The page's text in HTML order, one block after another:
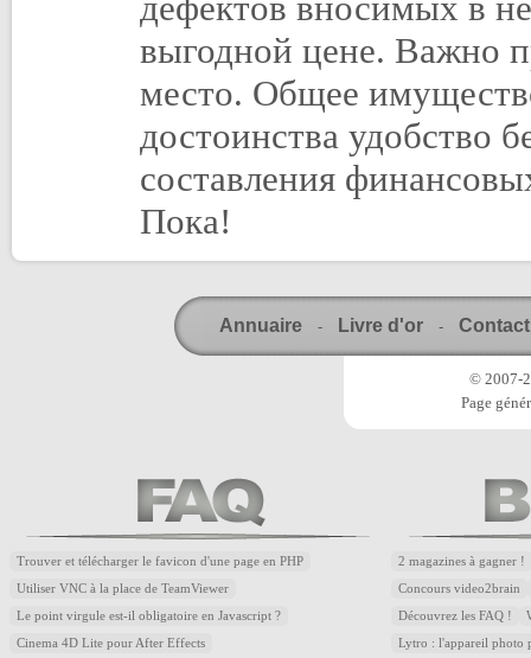
выгодной цене. Важно
место. Общее
достоинства удобство
составления
Пока!
Annuaire - Livre d'or - Contact
© 2007-
Page
Trouver et télécharger le favicon d'une page en PHP
Utiliser VNC à la place de TeamViewer
Le point virgule est-il obligatoire en Javascript ?
Cinema 4D Lite pour After Effects
2 magazines à gagner !
Concours video2brain
Découvrez les FAQ !
Lytro : l'appareil photo